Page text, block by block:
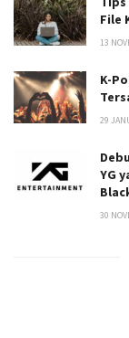
File
13
K-
29
YG
30